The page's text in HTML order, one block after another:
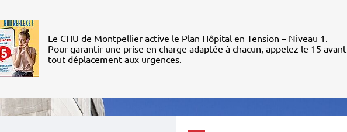
Le CHU de Montpellier active le Plan Hôpital en Tension – Niveau 1.
Pour garantir une prise en charge adaptée à chacun, appelez le 15 avant
tout déplacement aux urgences.